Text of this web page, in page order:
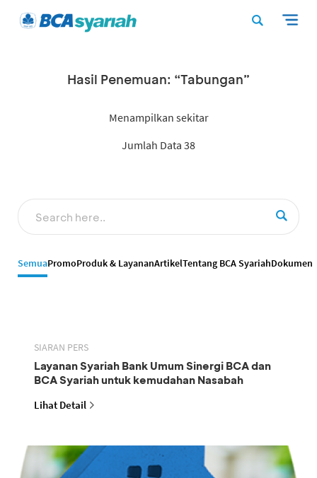
Hasil Penemuan: “Tabungan”
Menampilkan sekitar
Jumlah Data 38
SemuaPromoProduk & LayananArtikelTentang BCA SyariahDokumen
SIARAN PERS
Layanan Syariah Bank Umum Sinergi BCA dan
BCA Syariah untuk kemudahan Nasabah
Lihat Detail